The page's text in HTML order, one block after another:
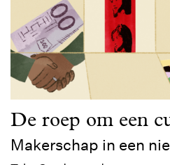
De roep om een
Makerschap in een